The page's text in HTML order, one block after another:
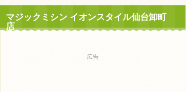
マジックミシン イオンスタイル仙台卸町
店